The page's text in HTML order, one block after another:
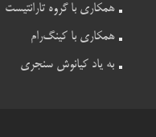
همکاری با گروه تارانتیست
همکاری با کینگ‌رام
به یاد کیانوش سنجری